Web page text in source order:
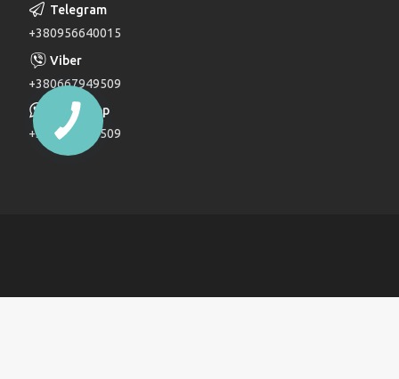
Трапи
Паяльники для пластикових труб
Дзеркала
Дитячі ліжечка
Кухонні модулі
+380956640015
+380667949509
+380667949509